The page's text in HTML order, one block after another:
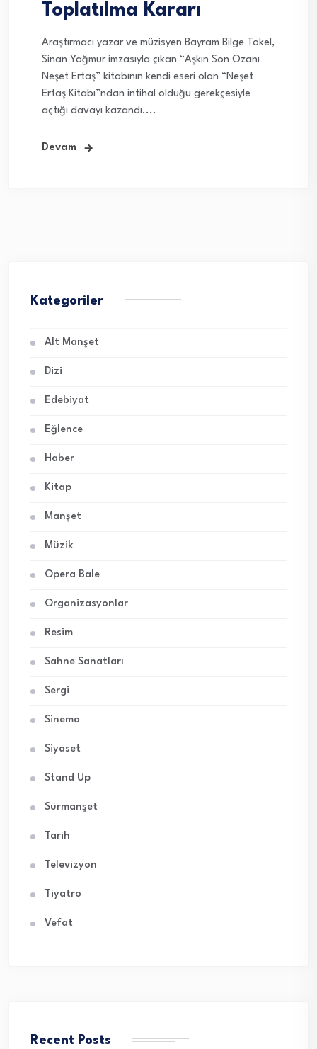
Toplatılma Kararı
Araştırmacı yazar ve müzisyen Bayram Bilge Tokel,
Sinan Yağmur imzasıyla çıkan “Aşkın Son Ozanı
Neşet Ertaş” kitabının kendi eseri olan “Neşet
Ertaş Kitabı”ndan intihal olduğu gerekçesiyle
açtığı davayı kazandı....
Devam
Kategoriler
Alt Manşet
Dizi
Edebiyat
Eğlence
Haber
Kitap
Manşet
Müzik
Opera Bale
Organizasyonlar
Resim
Sahne Sanatları
Sergi
Sinema
Siyaset
Stand Up
Sürmanşet
Tarih
Televizyon
Tiyatro
Vefat
Recent Posts